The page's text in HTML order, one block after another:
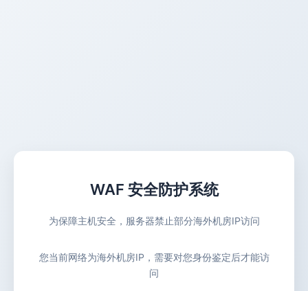
WAF 安全防护系统
为保障主机安全，服务器禁止部分海外机房IP访问
您当前网络为海外机房IP，需要对您身份鉴定后才能访
问